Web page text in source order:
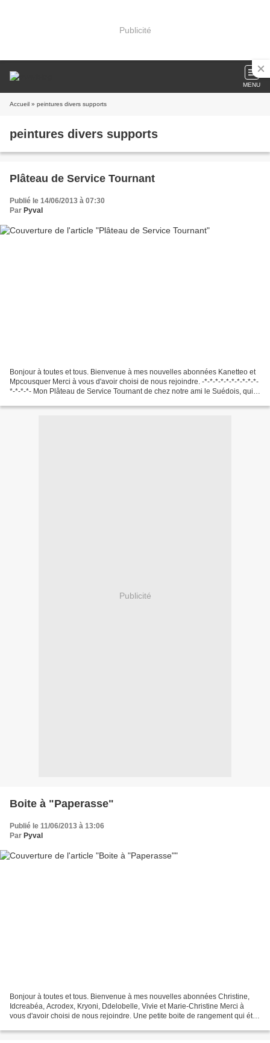
Publicité
MENU
Accueil » peintures divers supports
peintures divers supports
Plâteau de Service Tournant
Publié le 14/06/2013 à 07:30
Par Pyval
Bonjour à toutes et tous. Bienvenue à mes nouvelles abonnées Kanetteo et
Mpcousquer Merci à vous d'avoir choisi de nous rejoindre. -*-*-*-*-*-*-*-*-*-*-
*-*-*-*- Mon Plâteau de Service Tournant de chez notre ami le Suédois, qui
Publicité
Boite à "Paperasse"
Publié le 11/06/2013 à 13:06
Par Pyval
Bonjour à toutes et tous. Bienvenue à mes nouvelles abonnées Christine,
Idcreabéa, Acrodex, Kryoni, Ddelobelle, Vivie et Marie-Christine Merci à
vous d'avoir choisi de nous rejoindre. Une petite boite de rangement qui était